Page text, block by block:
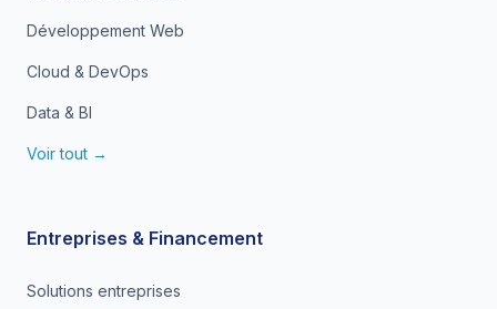
Développement Web
Cloud & DevOps
Data & BI
Voir tout →
Entreprises & Financement
Solutions entreprises